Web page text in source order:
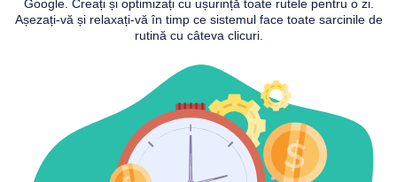
Google. Creați și optimizați cu ușurință toate rutele pentru o zi.
Așezați-vă și relaxați-vă în timp ce sistemul face toate sarcinile de
rutină cu câteva clicuri.